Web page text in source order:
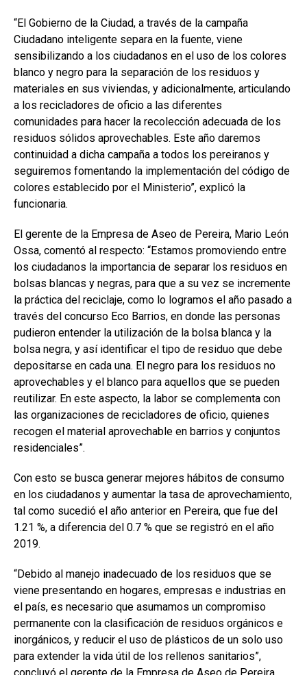
“El Gobierno de la Ciudad, a través de la campaña
Ciudadano inteligente separa en la fuente, viene
sensibilizando a los ciudadanos en el uso de los colores
blanco y negro para la separación de los residuos y
materiales en sus viviendas, y adicionalmente, articulando
a los recicladores de oficio a las diferentes
comunidades para hacer la recolección adecuada de los
residuos sólidos aprovechables. Este año daremos
continuidad a dicha campaña a todos los pereiranos y
seguiremos fomentando la implementación del código de
colores establecido por el Ministerio”, explicó la
funcionaria.
El gerente de la Empresa de Aseo de Pereira, Mario León
Ossa, comentó al respecto: “Estamos promoviendo entre
los ciudadanos la importancia de separar los residuos en
bolsas blancas y negras, para que a su vez se incremente
la práctica del reciclaje, como lo logramos el año pasado a
través del concurso Eco Barrios, en donde las personas
pudieron entender la utilización de la bolsa blanca y la
bolsa negra, y así identificar el tipo de residuo que debe
depositarse en cada una. El negro para los residuos no
aprovechables y el blanco para aquellos que se pueden
reutilizar. En este aspecto, la labor se complementa con
las organizaciones de recicladores de oficio, quienes
recogen el material aprovechable en barrios y conjuntos
residenciales”.
Con esto se busca generar mejores hábitos de consumo
en los ciudadanos y aumentar la tasa de aprovechamiento,
tal como sucedió el año anterior en Pereira, que fue del
1.21 %, a diferencia del 0.7 % que se registró en el año
2019.
“Debido al manejo inadecuado de los residuos que se
viene presentando en hogares, empresas e industrias en
el país, es necesario que asumamos un compromiso
permanente con la clasificación de residuos orgánicos e
inorgánicos, y reducir el uso de plásticos de un solo uso
para extender la vida útil de los rellenos sanitarios”,